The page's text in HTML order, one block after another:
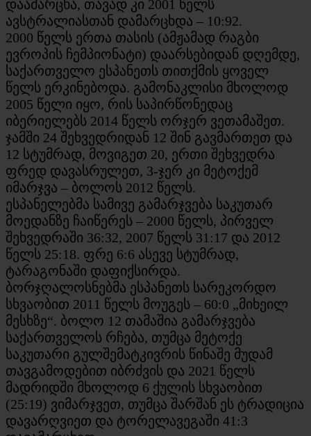
დაამარცხა, თავად კი 2001 წელს
ავსტრალიასთან დამარცხდა – 10:92.
2000 წელს ერთა თასის (ამჟამად რაგბი
ევროპის ჩემპიონატი) დაარსებიდან დღემდე,
საქართველო ესპანეთს თითქმის ყოველ
წელს ერკინებოდა. გამონაკლისი მხოლოდ
2005 წელი იყო, რის საპირწონედაც
იბერიელებს 2014 წელს ორჯერ ვეთამაშეთ.
ჯამში 24 შეხვედრიდან 12 შინ გავმართეთ და
12 სტუმრად, მოვიგეთ 20, ერთი შეხვედრა
ფრედ დავასრულეთ, 3-ჯერ კი მეტოქემ
იმარჯვა – ბოლოს 2012 წელს.
ესპანელებმა სამივე გამარჯვება საკუთარ
მოედანზე ჩაიწერეს – 2000 წელს, პირველ
შეხვედრაში 36:32, 2007 წელს 31:17 და 2012
წელს 25:18. ფრე 6:6 ასევე სტუმრად,
ტარაგონაში დაფიქსირდა.
ბორჯღალოსნებმა ესპანეთს სარეკორდო
სხვაობით 2011 წელს მოუგეს – 60:0 „მიხეილ
მესხზე“. ბოლო 12 თამაშია გამარჯვება
საქართველოს რჩება, თუმცა მეტოქე
საკუთარი გულშემატკივრის წინაშე მუდამ
თავგამოდებით იბრძვის და 2021 წელს
მადრიდში მხოლოდ 6 ქულის სხვაობით
(25:19) ვიმარჯვეთ, თუმცა შარშან ეს ტრადიცია
დავარღვიეთ და ტორელავეგაში 41:3